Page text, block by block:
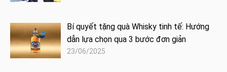
Bí quyết tặng quà Whisky tinh tế: Hướng
dẫn lựa chọn qua 3 bước đơn giản
23/06/2025